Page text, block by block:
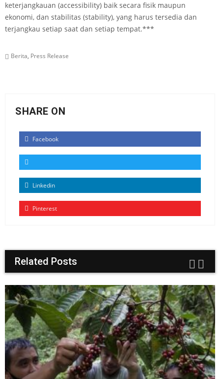
keterjangkauan (accessibility) baik secara fisik maupun
ekonomi, dan stabilitas (stability), yang harus tersedia dan
terjangkau setiap saat dan setiap tempat.***
Berita, Press Release
SHARE ON
Facebook
Linkedin
Pinterest
Related Posts